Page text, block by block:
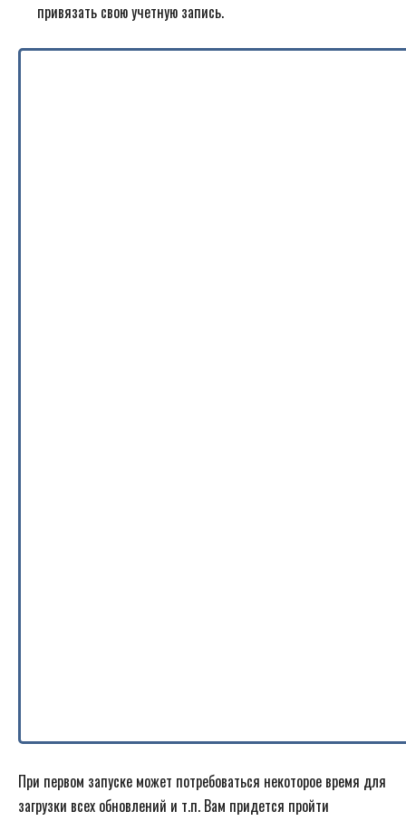
привязать свою учетную запись.
При первом запуске может потребоваться некоторое время для
загрузки всех обновлений и т.п. Вам придется пройти